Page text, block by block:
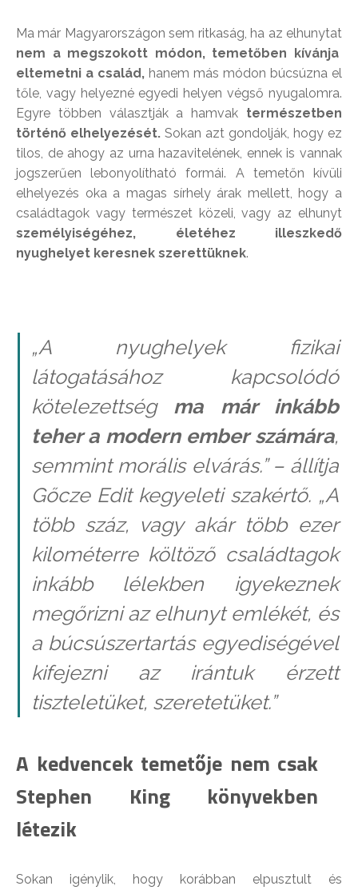
Ma már Magyarországon sem ritkaság, ha az elhunytat
nem a megszokott módon, temetőben kívánja
eltemetni a család, hanem más módon búcsúzna el
tőle, vagy helyezné egyedi helyen végső nyugalomra.
Egyre többen választják a hamvak természetben
történő elhelyezését. Sokan azt gondolják, hogy ez
tilos, de ahogy az urna hazavitelének, ennek is vannak
jogszerűen lebonyolítható formái. A temetőn kívüli
elhelyezés oka a magas sírhely árak mellett, hogy a
családtagok vagy természet közeli, vagy az elhunyt
személyiségéhez, életéhez illeszkedő
nyughelyet keresnek szerettüknek.
„A nyughelyek fizikai
látogatásához kapcsolódó
kötelezettségma már inkább
teher a modern ember számára,
semmint morális elvárás.” – állítja
Gőcze Edit kegyeleti szakértő. „A
több száz, vagy akár több ezer
kilométerre költöző családtagok
inkább lélekben igyekeznek
megőrizni az elhunyt emlékét, és
a búcsúszertartás egyediségével
kifejezni az irántuk érzett
tiszteletüket, szeretetüket.”
A kedvencek temetője nem csak
Stephen King könyvekben
létezik
Sokan igénylik, hogy korábban elpusztult és